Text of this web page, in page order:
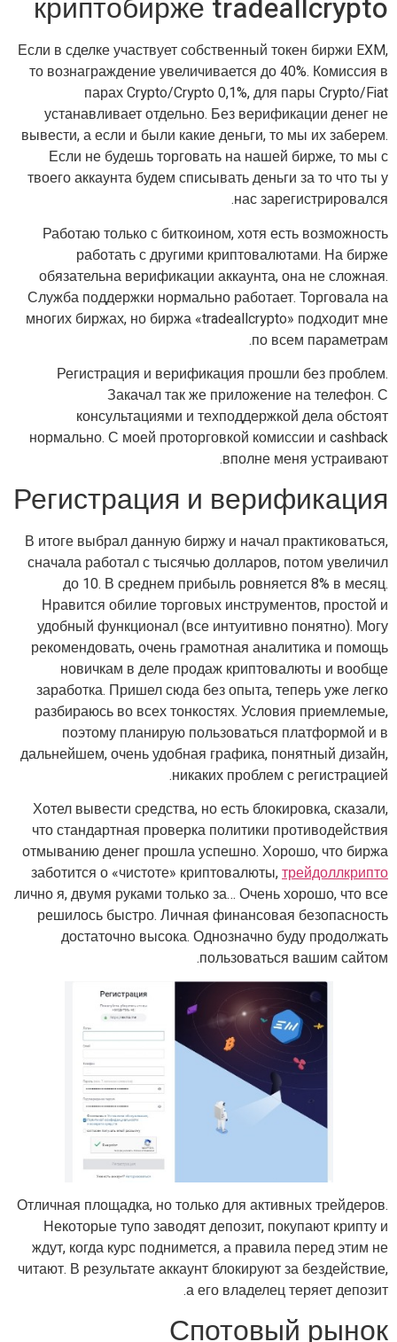
криптобирже tradeallcrypto
Если в сделке участвует собственный токен биржи EXM,
то вознаграждение увеличивается до 40%. Комиссия в
парах Crypto/Crypto 0,1%, для пары Crypto/Fiat
устанавливает отдельно. Без верификации денег не
вывести, а если и были какие деньги, то мы их заберем.
Если не будешь торговать на нашей бирже, то мы с
твоего аккаунта будем списывать деньги за то что ты у
нас зарегистрировался.
Работаю только с биткоином, хотя есть возможность
работать с другими криптовалютами. На бирже
обязательна верификации аккаунта, она не сложная.
Служба поддержки нормально работает. Торговала на
многих биржах, но биржа «tradeallcrypto» подходит мне
по всем параметрам.
Регистрация и верификация прошли без проблем.
Закачал так же приложение на телефон. С
консультациями и техподдержкой дела обстоят
нормально. С моей проторговкой комиссии и cashback
вполне меня устраивают.
Регистрация и верификация
В итоге выбрал данную биржу и начал практиковаться,
сначала работал с тысячью долларов, потом увеличил
до 10. В среднем прибыль ровняется 8% в месяц.
Нравится обилие торговых инструментов, простой и
удобный функционал (все интуитивно понятно). Могу
рекомендовать, очень грамотная аналитика и помощь
новичкам в деле продаж криптовалюты и вообще
заработка. Пришел сюда без опыта, теперь уже легко
разбираюсь во всех тонкостях. Условия приемлемые,
поэтому планирую пользоваться платформой и в
дальнейшем, очень удобная графика, понятный дизайн,
никаких проблем с регистрацией.
Хотел вывести средства, но есть блокировка, сказали,
что стандартная проверка политики противодействия
отмыванию денег прошла успешно. Хорошо, что биржа
заботится о «чистоте» криптовалюты,трейдоллкрипто
лично я, двумя руками только за… Очень хорошо, что все
решилось быстро. Личная финансовая безопасность
достаточно высока. Однозначно буду продолжать
пользоваться вашим сайтом.
Отличная площадка, но только для активных трейдеров.
Некоторые тупо заводят депозит, покупают крипту и
ждут, когда курс поднимется, а правила перед этим не
читают. В результате аккаунт блокируют за бездействие,
а его владелец теряет депозит.
Спотовый рынок